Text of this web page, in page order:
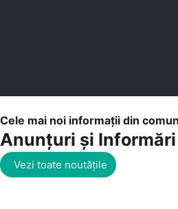
Cele mai noi informații din
Anunțuri și Informări
Vezi toate noutățile